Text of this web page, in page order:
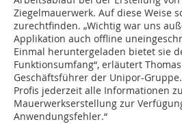
Ziegelmauerwerk. Auf diese Weise
zurechtfinden. „Wichtig war uns
Applikation auch offline
Einmal heruntergeladen bietet sie
Funktionsumfang“, erläutert
Geschäftsführer der Unipor-
Profis jederzeit alle Informationen
Mauerwerkserstellung zur
Anwendungsfehler.“